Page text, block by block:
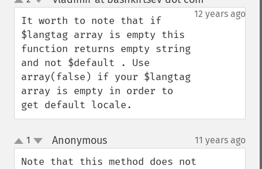
up
down
12 years ago
It worth to note that if
$langtag array is empty this
function returns empty string
and not $default . Use
array(false) if your $langtag
array is empty in order to
get default locale.
up
down
1 Anonymous¶ 11 years ago
Note that this method does not